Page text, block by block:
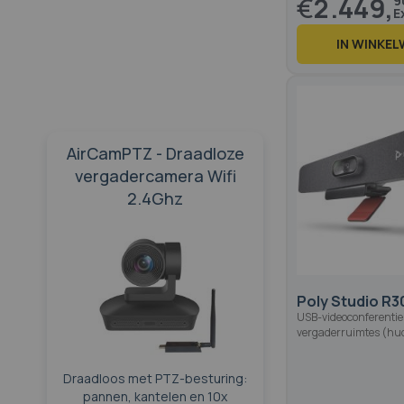
€2.449,
IN
Poly Studio
USB-
vergaderruimtes
AirCamPTZ - Draadloze
vergadercamera Wifi
2.4Ghz
Draadloos met PTZ-besturing:
pannen, kantelen en 10x